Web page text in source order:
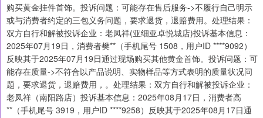
购买黄金挂件首饰。投诉问题：可能存在售后服务->不履行自己明示
或与消费者约定的三包义务问题，要求退货，退赔费用。处理结果：
双方自行和解被投诉企业：老凤祥(亚细亚卓悦城店)投诉基本信息：
2025年07月19日，消费者樊**（手机尾号 1508，用户ID ****9092）
反映其于2025年07月19日通过现场购买其他黄金首饰。投诉问题：可
能存在质量->不符合以产品说明、实物样品等方式表明的质量状况问
题，要求退货，退赔费用，。处理结果：双方自行和解被投诉企业：
老凤祥（南阳路店）投诉基本信息：2025年08月17日，消费者高
**（手机尾号 3919，用户ID ****9258）反映其于2025年08月17日通